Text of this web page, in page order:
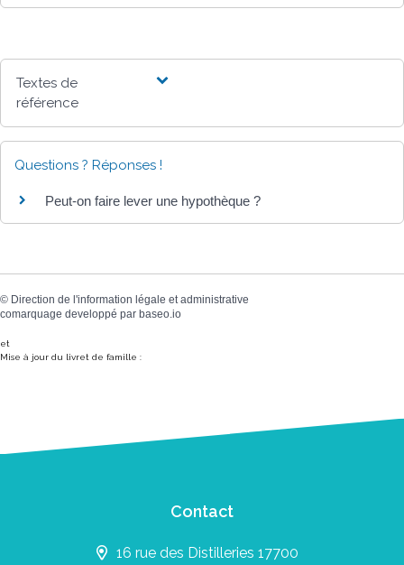
Textes de
référence
Questions ? Réponses !
Peut-on faire lever une hypothèque ?
© Direction de l'information légale et administrative
comarquage developpé par baseo.io
et
Mise à jour du livret de famille :
Contact
16 rue des Distilleries 17700